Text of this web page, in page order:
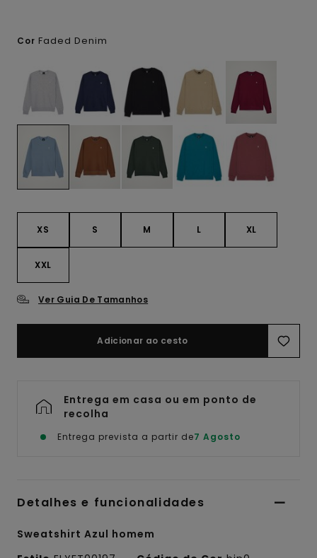
Cor Faded Denim
XS S M L XL
XXL
Ver Guia De Tamanhos
Adicionar ao cesto
Entrega em casa ou em ponto de
recolha
Entrega prevista a partir de7 Agosto
Detalhes e funcionalidades
Sweatshirt Azul homem